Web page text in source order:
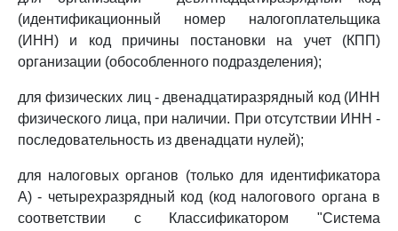
(идентификационный номер налогоплательщика
(ИНН) и код причины постановки на учет (КПП)
организации (обособленного подразделения);
для физических лиц - двенадцатиразрядный код (ИНН
физического лица, при наличии. При отсутствии ИНН -
последовательность из двенадцати нулей);
для налоговых органов (только для идентификатора
A) - четырехразрядный код (код налогового органа в
соответствии с Классификатором "Система